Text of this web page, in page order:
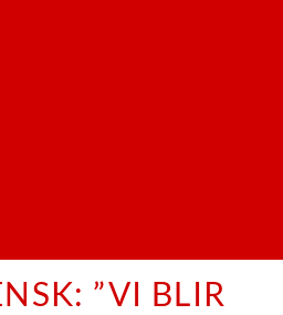
”VI BLIR